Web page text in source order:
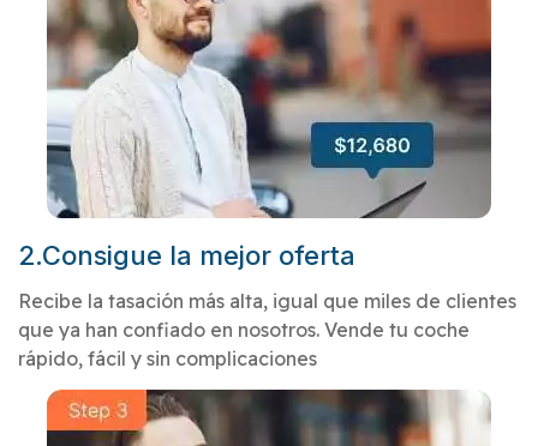
2.Consigue la mejor oferta
Recibe la tasación más alta, igual que miles de clientes
que ya han confiado en nosotros. Vende tu coche
rápido, fácil y sin complicaciones